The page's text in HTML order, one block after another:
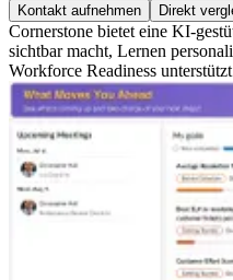
Kontakt aufnehmen Direkt
Cornerstone bietet eine KI-
sichtbar macht, Lernen
Workforce Readiness